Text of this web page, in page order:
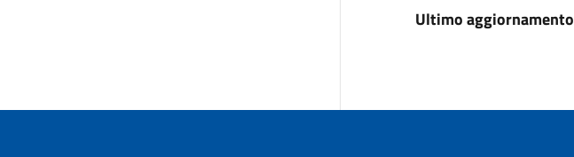
Ultimo aggiornamento